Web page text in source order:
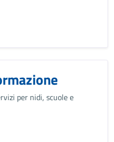
per nidi, scuole e